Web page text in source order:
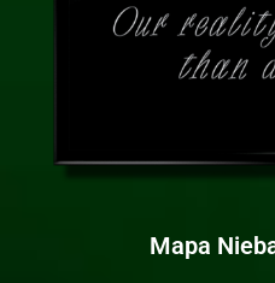
Mapa